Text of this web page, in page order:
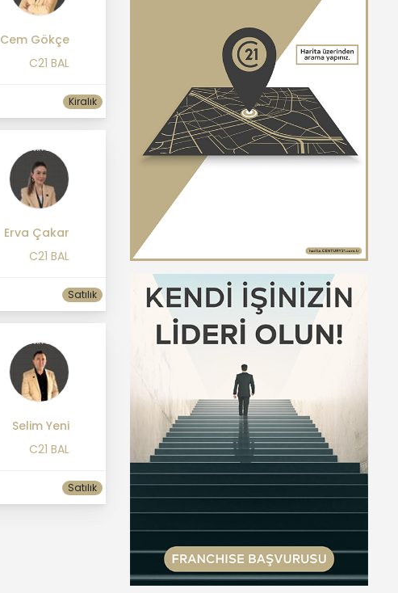
Cem Gökçe
C21 BAL
Kiralık
Erva Çakar
C21 BAL
Satılık
Selim Yeni
C21 BAL
Satılık